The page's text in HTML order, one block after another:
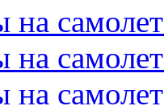
на
на
на